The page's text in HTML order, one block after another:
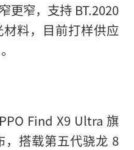
更窄，支持 BT.2020
料，目前打样供应
Find X9 Ultra 旗
，搭载第五代骁龙 8